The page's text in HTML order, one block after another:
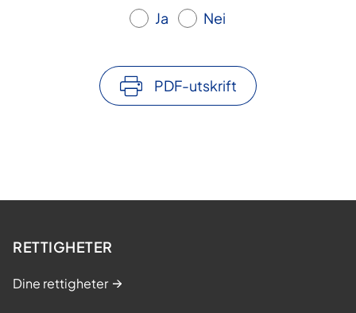
Ja Nei
PDF-utskrift
RETTIGHETER
Dine rettigheter